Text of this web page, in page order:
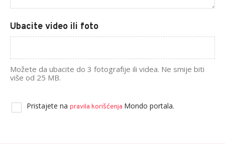
Ubacite video ili foto
Možete da ubacite do 3 fotografije ili videa. Ne smije biti
više od 25 MB.
Pristajete na pravila korišćenja Mondo portala.